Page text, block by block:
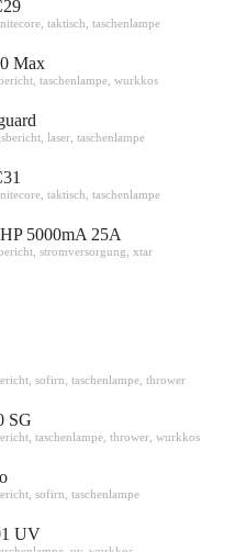
nitecore, taktisch taschenlampe
Max
, taschenlampe, wurkkos
, laser, taschenlampe
nitecore, taktisch taschenlampe
5000mA 25A
, stromversorgung xtar
, sofirn taschenlampe, thrower
SG
, taschenlampe, thrower, wurkkos
, sofirn taschenlampe
UV